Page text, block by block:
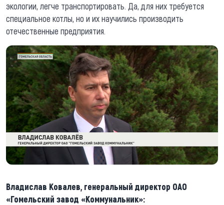
экологии, легче транспортировать. Да, для них требуется
специальное котлы, но и их научились производить
отечественные предприятия.
Владислав Ковалев, генеральный директор ОАО
«Гомельский завод «Коммунальник»: